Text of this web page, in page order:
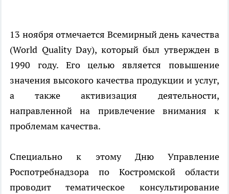
13 ноября отмечается Всемирный день качества
(World Quality Day), который был утвержден в
1990 году. Его целью является повышение
значения высокого качества продукции и услуг,
а также активизация деятельности,
направленной на привлечение внимания к
проблемам качества.
Специально к этому Дню Управление
Роспотребнадзора по Костромской области
проводит тематическое консультирование